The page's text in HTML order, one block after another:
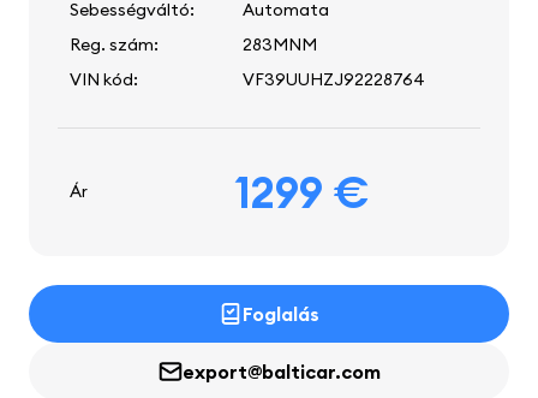
Sebességváltó:
Automata
Reg. szám:
283MNM
VIN kód:
VF39UUHZJ92228764
Ár 1299 €
Foglalás
export@balticar.com